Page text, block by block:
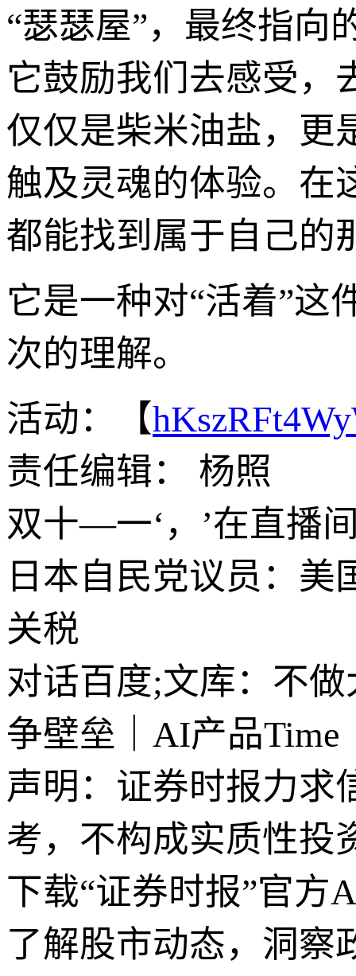
“瑟瑟屋”，最终指向
它鼓励我们去感受，
仅仅是柴米油盐，更
触及灵魂的体验。在
都能找到属于自己的
它是一种对“活着”这
次的理解。
活动：【
责任编辑： 杨照
双十—一‘，’在直播
日本自民党议员：美
关税
对话百度;文库：不
争壁垒｜AI产品Time
声明：证券时报力求
考，不构成实质性投
下载“证券时报”官方
了解股市动态，洞察